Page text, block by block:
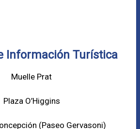
Información Turística
Muelle Prat
Plaza O’Higgins
(Paseo Gervasoni)